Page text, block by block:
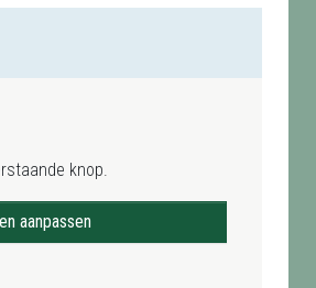
knop.
aanpassen